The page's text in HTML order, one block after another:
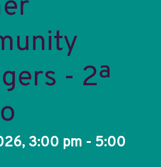
- 2ª
3:00 pm - 5:00